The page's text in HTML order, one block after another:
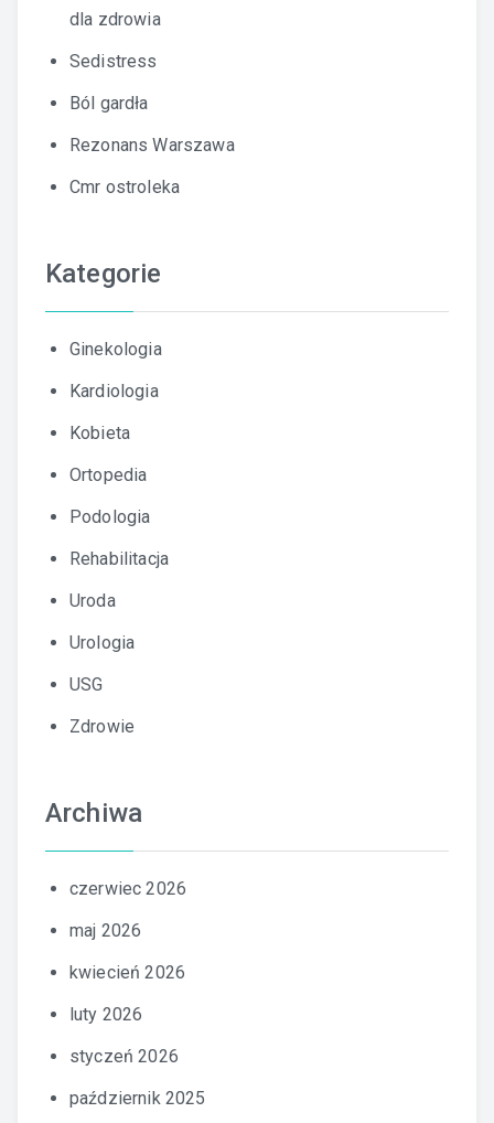
dla zdrowia
Sedistress
Ból gardła
Rezonans Warszawa
Cmr ostroleka
Kategorie
Ginekologia
Kardiologia
Kobieta
Ortopedia
Podologia
Rehabilitacja
Uroda
Urologia
USG
Zdrowie
Archiwa
czerwiec 2026
maj 2026
kwiecień 2026
luty 2026
styczeń 2026
październik 2025